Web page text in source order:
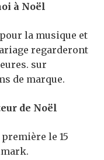
à Noël
la musique et
regarderont
sur
de marque.
de Noël
le 15